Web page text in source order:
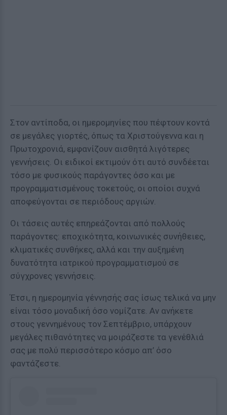
Στον αντίποδα, οι ημερομηνίες που πέφτουν κοντά
σε μεγάλες γιορτές, όπως τα Χριστούγεννα και η
Πρωτοχρονιά, εμφανίζουν αισθητά λιγότερες
γεννήσεις. Οι ειδικοί εκτιμούν ότι αυτό συνδέεται
τόσο με φυσικούς παράγοντες όσο και με
προγραμματισμένους τοκετούς, οι οποίοι συχνά
αποφεύγονται σε περιόδους αργιών.
Οι τάσεις αυτές επηρεάζονται από πολλούς
παράγοντες: εποχικότητα, κοινωνικές συνήθειες,
κλιματικές συνθήκες, αλλά και την αυξημένη
δυνατότητα ιατρικού προγραμματισμού σε
σύγχρονες γεννήσεις.
Έτσι, η ημερομηνία γέννησής σας ίσως τελικά να μην
είναι τόσο μοναδική όσο νομίζατε. Αν ανήκετε
στους γεννημένους τον Σεπτέμβριο, υπάρχουν
μεγάλες πιθανότητες να μοιράζεστε τα γενέθλιά
σας με πολύ περισσότερο κόσμο απ’ όσο
φαντάζεστε.